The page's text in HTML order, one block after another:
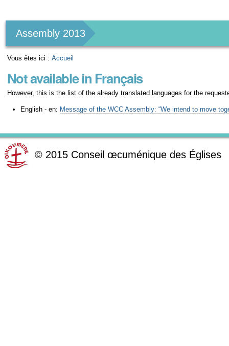
personnels
Assembly 2013
Vous êtes ici : Accueil
Not available in Français
However, this is the list of the already translated languages for the
English - en: Message of the WCC Assembly: “We intend to move
© 2015 Conseil œcuménique des Églises